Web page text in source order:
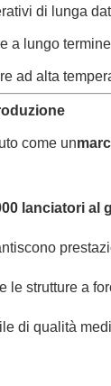
di lunga
a lungo
ad alta
come un
lanciatori al
le strutture a
di qualità